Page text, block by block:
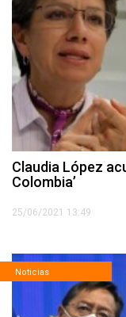
Claudia López
Colombia’
25/06/2021 13:49
Noticias